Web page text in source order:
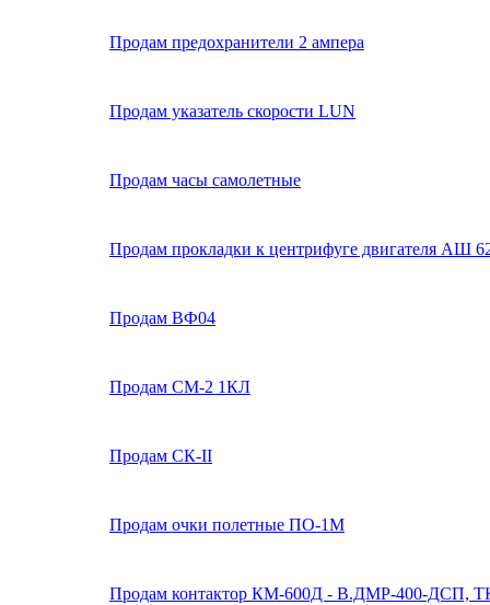
Продам предохранители 2 ампера
Продам указатель скорости LUN
Продам часы самолетные
Продам прокладки к центрифуге двигателя АШ
Продам ВФ04
Продам СМ-2 1КЛ
Продам СК-II
Продам очки полетные ПО-1М
Продам контактор КМ-600Д - В.ДМР-400-ДСП,